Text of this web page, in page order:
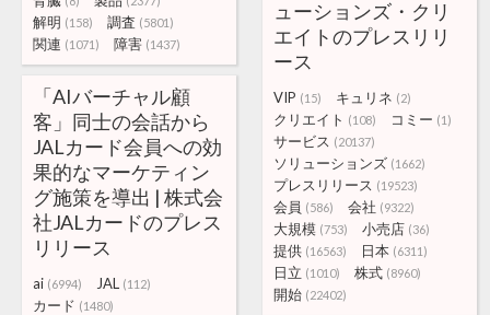
解明 (158) 調査 (5801)
関連 (1071) 障害 (1437)
ューションズ・クリ
エイトのプレスリリ
ース
VIP (15) キュリネ (2)
クリエイト (108) コミー (1)
サービス (20137)
ソリューションズ (1662)
プレスリリース (19523)
会員 (586) 会社 (9322)
大規模 (753) 小売店 (36)
提供 (16563) 日本 (6311)
日立 (1010) 株式 (8960)
開始 (22402)
「AIバーチャル顧
客」同士の会話から
JALカード会員への効
果的なマーケティン
グ施策を導出 | 株式会
社JALカードのプレス
リリース
ai (6994) JAL (112)
カード (1480)